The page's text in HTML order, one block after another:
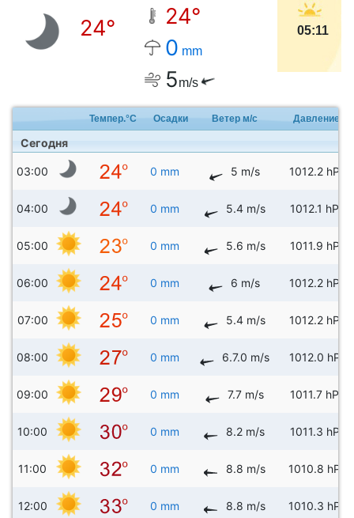
24°
24°
0 mm
5m/s
05:11
Темпер.°C Осадки Ветер м/с Давление
Сегодня
03:00 0 mm 5 m/s 1012.2 hPa
04:00 0 mm 5.4 m/s 1012.1 hPa
05:00 0 mm 5.6 m/s 1011.9 hPa
06:00 0 mm 6 m/s 1012.2 hPa
07:00 0 mm 5.4 m/s 1012.2 hPa
08:00 0 mm 6.7.0 m/s 1012.0 hPa
09:00 0 mm 7.7 m/s 1011.7 hPa
10:00 0 mm 8.2 m/s 1011.3 hPa
11:00 0 mm 8.8 m/s 1010.8 hPa
12:00 0 mm 8.8 m/s 1010.3 hPa